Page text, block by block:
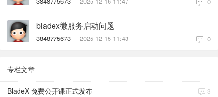
bladex微服务启动问题
3848775673 2025-12-15 11:43 0
专栏文章
BladeX 免费公开课正式发布 3